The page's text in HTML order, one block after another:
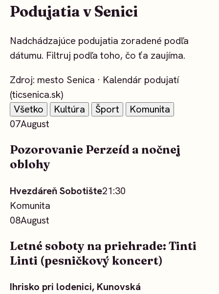
Podujatia v Senici
Nadchádzajúce podujatia zoradené podľa
dátumu. Filtruj podľa toho, čo ťa zaujíma.
Zdroj: mesto Senica · Kalendár podujatí
(ticsenica.sk)
Všetko
Kultúra Šport
Komunita
07August
Pozorovanie Perzeíd a nočnej
oblohy
Hvezdáreň Sobotište21:30
Komunita
08August
Letné soboty na priehrade: Tinti
Linti (pesničkový koncert)
Ihrisko pri lodenici, Kunovská